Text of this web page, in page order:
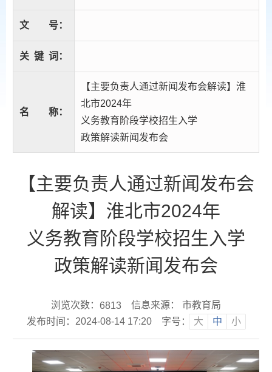
文 号：
关 键 词：
名 称：
【主要负责人通过新闻发布会解读】淮
北市2024年
义务教育阶段学校招生入学
政策解读新闻发布会
【主要负责人通过新闻发布会
解读】淮北市2024年
义务教育阶段学校招生入学
政策解读新闻发布会
浏览次数： 6813
信息来源： 市教育局
发布时间：2024-08-14 17:20
字号： 大 中 小